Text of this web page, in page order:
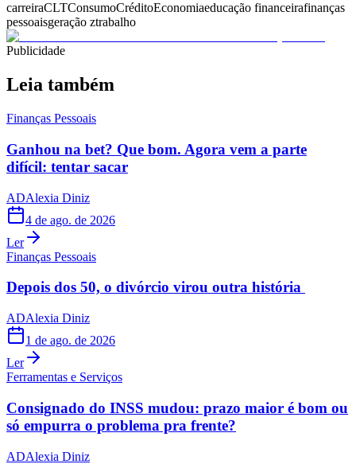
carreiraCLTConsumoCréditoEconomiaeducação financeirafinanças
pessoaisgeração ztrabalho
Publicidade
Leia também
Finanças Pessoais
Ganhou na bet? Que bom. Agora vem a parte
difícil: tentar sacar
ADAlexia Diniz
4 de ago. de 2026
Ler
Finanças Pessoais
Depois dos 50, o divórcio virou outra história
ADAlexia Diniz
1 de ago. de 2026
Ler
Ferramentas e Serviços
Consignado do INSS mudou: prazo maior é bom ou
só empurra o problema pra frente?
ADAlexia Diniz